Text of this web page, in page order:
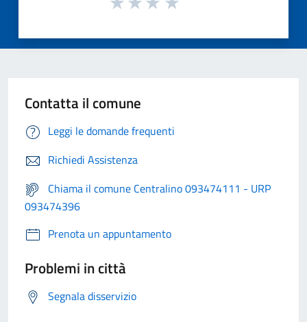
Contatta il comune
Leggi le domande frequenti
Richiedi Assistenza
Chiama il comune Centralino 093474111 - URP
093474396
Prenota un appuntamento
Problemi in città
Segnala disservizio